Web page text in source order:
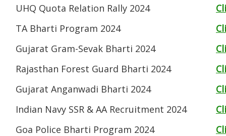
UHQ Quota Relation Rally 2024
TA Bharti Program 2024
Gujarat Gram-Sevak Bharti 2024
Rajasthan Forest Guard Bharti 2024
Gujarat Anganwadi Bharti 2024
Indian Navy SSR & AA Recruitment 2024
Goa Police Bharti Program 2024